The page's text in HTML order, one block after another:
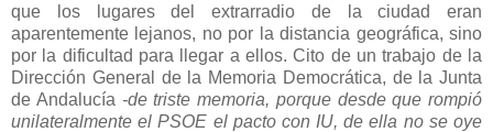
que los lugares del extrarradio de la ciudad eran
aparentemente lejanos, no por la distancia geográfica, sino
por la dificultad para llegar a ellos. Cito de un trabajo de la
Dirección General de la Memoria Democrática, de la Junta
de Andalucía -de triste memoria, porque desde que rompió
unilateralmente el PSOE el pacto con IU, de ella no se oye